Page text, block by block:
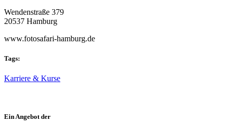
Wendenstraße 379
20537 Hamburg
www.fotosafari-hamburg.de
Tags:
Karriere & Kurse
Ein Angebot der